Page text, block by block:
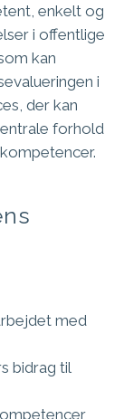
enkelt og
i offentlige
kan
i
der kan
forhold
med
bidrag til